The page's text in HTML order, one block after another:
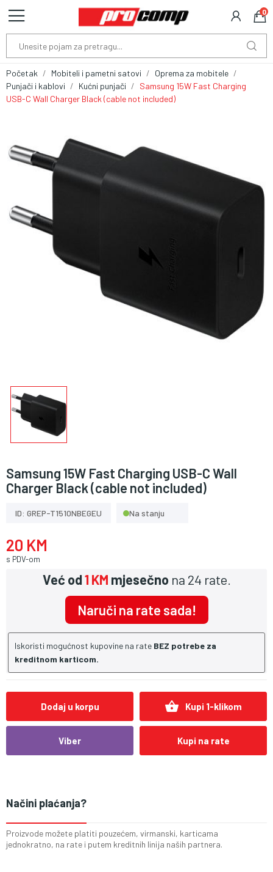
0
Početak Mobiteli i pametni satovi
Oprema za mobitele
Punjači i kablovi
Kućni punjači
Samsung 15W Fast Charging
USB-C Wall Charger Black (cable not included)
Samsung 15W Fast Charging USB-C Wall
Charger Black (cable not included)
ID: GREP-T1510NBEGEU Na stanju
20 KM
s PDV-om
Već od1 KM mjesečno na 24 rate.
Naruči na rate sada!
Iskoristi mogućnost kupovine na rate BEZ potrebe za
kreditnom karticom.
Dodaj u korpu shopping_basket Kupi 1-klikom
Viber Kupi na rate
Načini plaćanja?
Proizvode možete platiti pouzećem, virmanski, karticama
jednokratno, na rate i putem kreditnih linija naših partnera.